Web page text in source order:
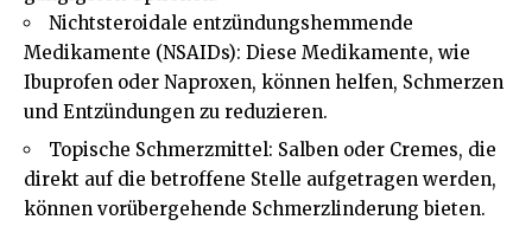
Nichtsteroidale entzündungshemmende
Medikamente (NSAIDs): Diese Medikamente, wie
Ibuprofen oder Naproxen, können helfen, Schmerzen
und Entzündungen zu reduzieren.
Topische Schmerzmittel: Salben oder Cremes, die
direkt auf die betroffene Stelle aufgetragen werden,
können vorübergehende Schmerzlinderung bieten.